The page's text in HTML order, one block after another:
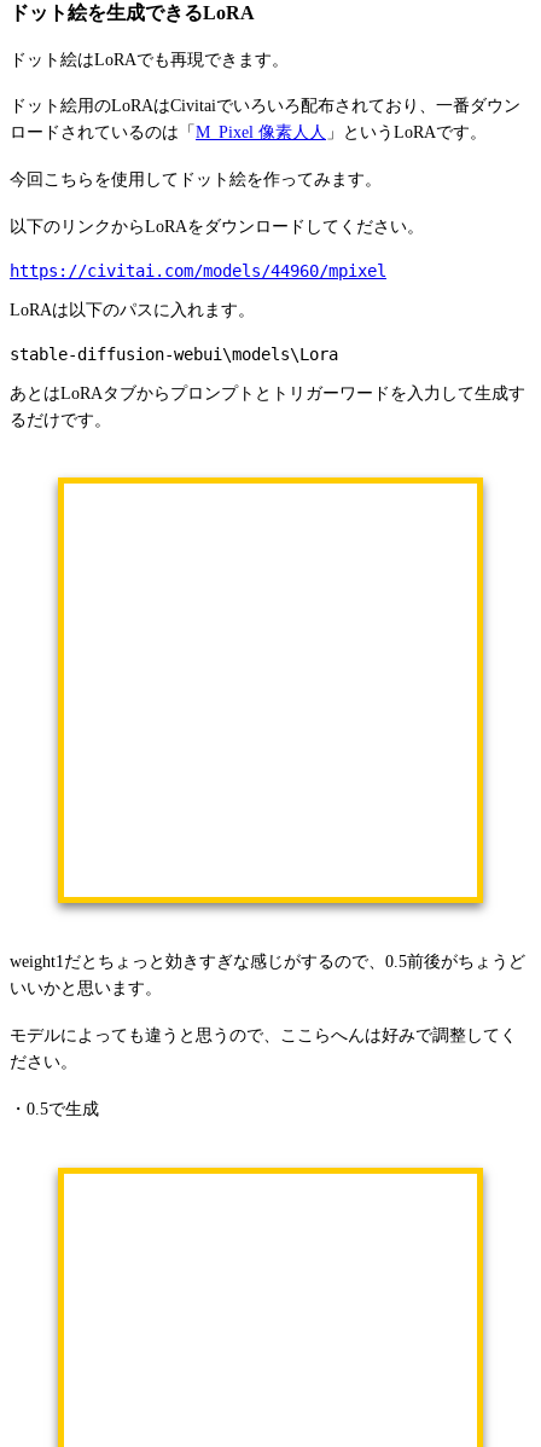
ドット絵を生成できるLoRA
ドット絵はLoRAでも再現できます。
ドット絵用のLoRAはCivitaiでいろいろ配布されており、一番ダウン
ロードされているのは「 M_Pixel 像素人人 」というLoRAです。
今回こちらを使用してドット絵を作ってみます。
以下のリンクからLoRAをダウンロードしてください。
https://civitai.com/models/44960/mpixel
LoRAは以下のパスに入れます。
stable-diffusion-webui\models\Lora
あとはLoRAタブからプロンプトとトリガーワードを入力して生成す
るだけです。
weight1だとちょっと効きすぎな感じがするので、0.5前後がちょうど
いいかと思います。
モデルによっても違うと思うので、ここらへんは好みで調整してく
ださい。
・ 0.5で生成